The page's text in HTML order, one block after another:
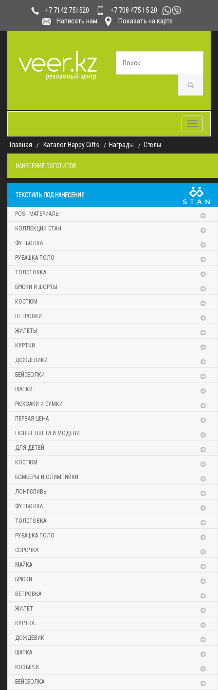
+7 7142 751520
+7 708 475 15 20
Написать нам
Показать на карте
Toggle
Главная
Каталог Happy Gifts Награды Стелы
НАНЕСЕНИЕ ЛОГОТИПОВ
ТЕКСТИЛЬ ПОД НАНЕСЕНИЕ
POS - МАТЕРИАЛЫ
КОЛЛЕКЦИИ СТАН
ФУТБОЛКА
РУБАШКА ПОЛО
ТОЛСТОВКА
БРЮКИ И ШОРТЫ
КОСТЮМ
ВЕТРОВКИ
ЖИЛЕТЫ
КУРТКИ
ДОЖДЕВИКИ
БЕЙСБОЛКИ
ШАПКИ
РЮКЗАКИ И СУМКИ
ПЕРВАЯ ЦЕНА
НОВЫЕ ЦВЕТА И МОДЕЛИ
ДЛЯ ДЕТЕЙ
КОСТЮМ
БОМБЕРЫ И ОЛИМПИЙКИ
ЛОНГСЛИВЫ
ФУТБОЛКА
ТОЛСТОВКА
РУБАШКА ПОЛО
СОРОЧКА
МАЙКА
БРЮКИ
ВЕТРОВКА
ЖИЛЕТ
КУРТКА
ДОЖДЕВИК
ШАПКА
КОЗЫРЕК
БЕЙСБОЛКА